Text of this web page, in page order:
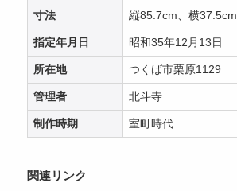
寸法 縦85.7cm、横37.5cm
指定年月日 昭和35年12月13日
所在地 つくば市栗原1129
管理者 北斗寺
制作時期 室町時代
関連リンク